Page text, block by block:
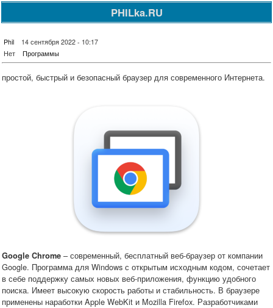
PHILka.RU
Phil
14 сентября 2022 - 10:17
Нет
Программы
простой, быстрый и безопасный браузер для современного Интернета.
Google Chrome – современный, бесплатный веб-браузер от компании
Google. Программа для Windows с открытым исходным кодом, сочетает
в себе поддержку самых новых веб-приложения, функцию удобного
поиска. Имеет высокую скорость работы и стабильность. В браузере
применены наработки Apple WebKit и Mozilla Firefox. Разработчиками